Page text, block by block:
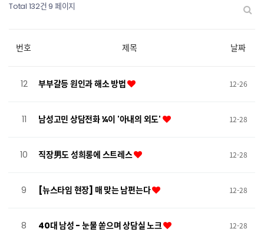
Total 132건9 페이지
번호 제목 날짜
12 부부갈등 원인과 해소 방법 12-26
11 남성고민 상담전화 ¼이 '아내의 외도' 12-28
10 직장男도 성희롱에 스트레스 12-28
9 [뉴스타임 현장] 매 맞는 남편는다 12-28
8 40대 남성 - 눈물 쏟으며 상담실 노크 12-28